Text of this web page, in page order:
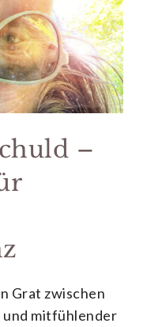
–
Grat zwischen
mitfühlender